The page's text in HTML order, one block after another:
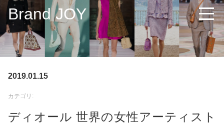
Brand JOY
2019.01.15
カテゴリ:
ディオール 世界の女性アーティスト